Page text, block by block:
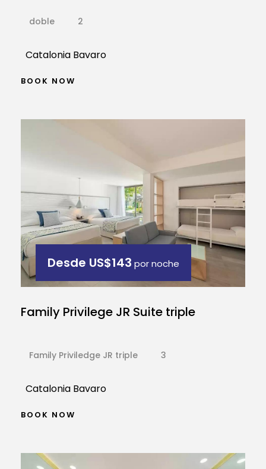
doble 2
Catalonia Bavaro
BOOK NOW
Desde US$143 por noche
Family Privilege JR Suite triple
Family Priviledge JR triple 3
Catalonia Bavaro
BOOK NOW